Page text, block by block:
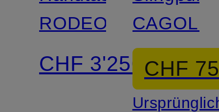
RODEO
CHF 3'250
CAGOLE
CHF